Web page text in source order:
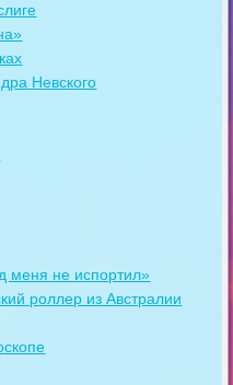
Невского
меня не испортил»
роллер из Австралии